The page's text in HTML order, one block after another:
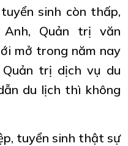
sinh còn thấp,
Quản trị văn
mở trong năm nay
trị dịch vụ du
du lịch thì không
tuyển sinh thật sự